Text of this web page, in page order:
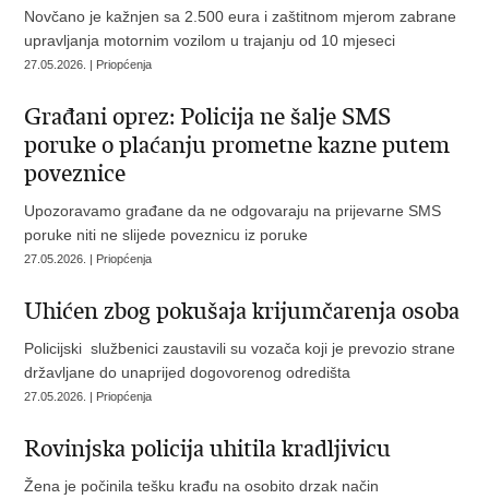
Novčano je kažnjen sa 2.500 eura i zaštitnom mjerom zabrane
upravljanja motornim vozilom u trajanju od 10 mjeseci
27.05.2026. | Priopćenja
Građani oprez: Policija ne šalje SMS
poruke o plaćanju prometne kazne putem
poveznice
Upozoravamo građane da ne odgovaraju na prijevarne SMS
poruke niti ne slijede poveznicu iz poruke
27.05.2026. | Priopćenja
Uhićen zbog pokušaja krijumčarenja osoba
Policijski službenici zaustavili su vozača koji je prevozio strane
državljane do unaprijed dogovorenog odredišta
27.05.2026. | Priopćenja
Rovinjska policija uhitila kradljivicu
Žena je počinila tešku krađu na osobito drzak način